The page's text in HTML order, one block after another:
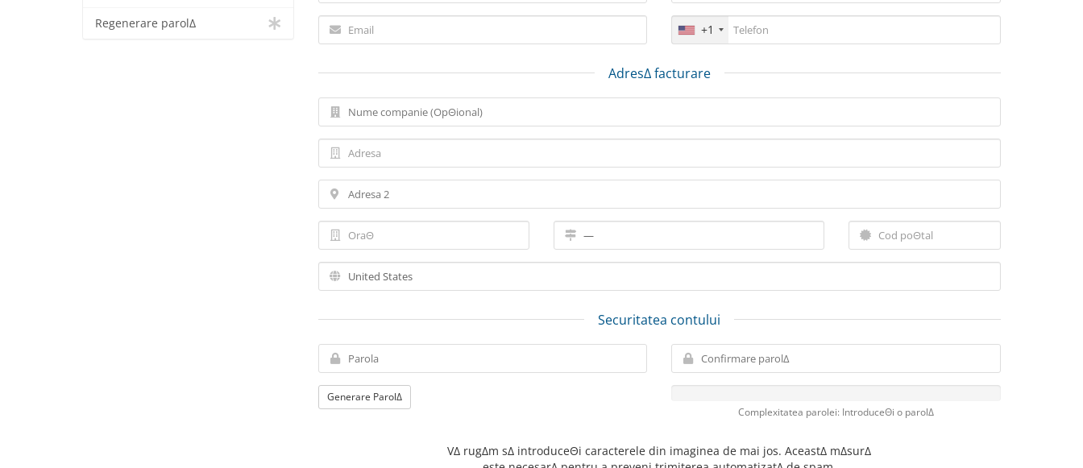
Regenerare parolΔ +1
AdresΔ facturare
Securitatea contului
Generare ParolΔ
Complexitatea parolei: IntroduceΘi o parolΔ
VΔ rugΔm sΔ introduceΘi caracterele din imaginea de mai jos. AceastΔ mΔsurΔ